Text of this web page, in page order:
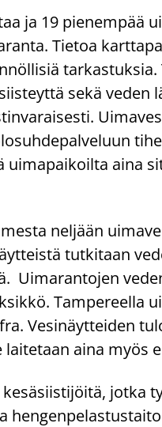
ja 19 pie­nem­pää
Tie­toa
sekä
aina
nel­jään
tut­ki­taan
Ui­ma­ran­to­jen
Tam­pe­reel­la
Ve­si­näyt­tei­den
aina myös
jotka